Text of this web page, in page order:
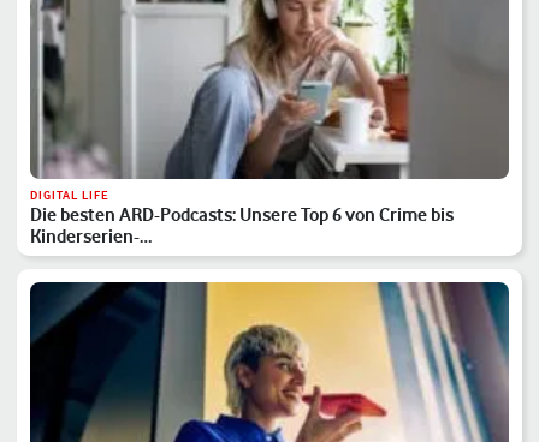
DIGITAL LIFE
Die besten ARD-Podcasts: Unsere Top 6 von Crime bis
Kinderserien-…